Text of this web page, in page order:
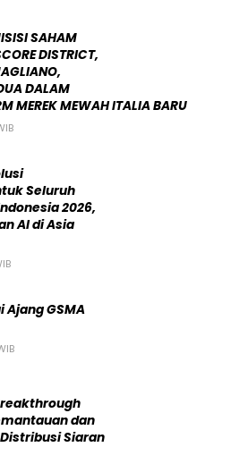
SAHAM
DISTRICT,
DALAM
MEREK MEWAH ITALIA BARU
Seluruh
2026,
AI di Asia
Ajang GSMA
dan
Siaran